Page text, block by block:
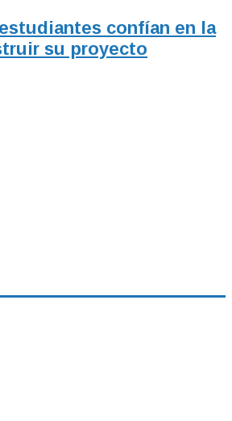
confían en la
su proyecto